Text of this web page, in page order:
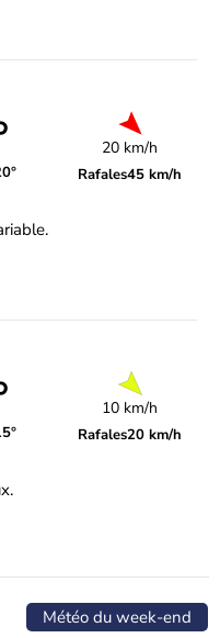
20 km/h
Rafales45 km/h
10 km/h
Rafales20 km/h
Météo du week-end